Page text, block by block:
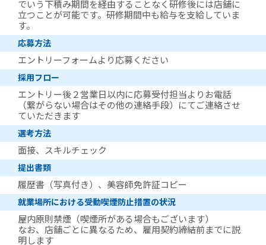
でいう下積み期間を経由することなく研修後には店舗に
立つことが可能です。研修期間中も給与を支給していま
す。
応募方法
エントリーフォームより応募ください
採用フロー
エントリー後２営業日以内に応募受付担当よりお電話
（繋がらない場合はその他の連絡手段）にてご連絡させ
ていただきます
選考方法
面接、スキルチェック
提出書類
履歴書（写真付き）、美容師免許証コピー
就業場所における受動喫煙防止措置の状況
屋内原則禁煙（喫煙所がある場合もございます）
なお、店舗ごとに異なるため、雇用契約締結前までに説
明します